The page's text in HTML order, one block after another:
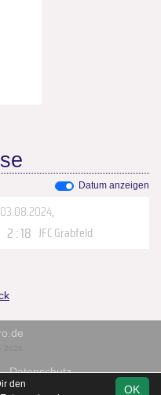
Datum anzeigen
,
2 : 18 JFC Grabfeld
Datenschutz
OK
den